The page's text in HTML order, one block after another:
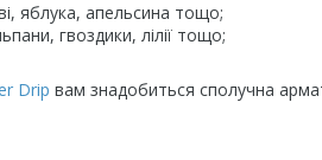
яблука, апельсина тощо;
гвоздики, лілії тощо;
Drip вам знадобиться сполучна